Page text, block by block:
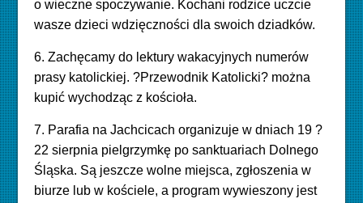
o wieczne spoczywanie. Kochani rodzice uczcie
wasze dzieci wdzięczności dla swoich dziadków.
6. Zachęcamy do lektury wakacyjnych numerów
prasy katolickiej. ?Przewodnik Katolicki? można
kupić wychodząc z kościoła.
7. Parafia na Jachcicach organizuje w dniach 19 ?
22 sierpnia pielgrzymkę po sanktuariach Dolnego
Śląska. Są jeszcze wolne miejsca, zgłoszenia w
biurze lub w kościele, a program wywieszony jest